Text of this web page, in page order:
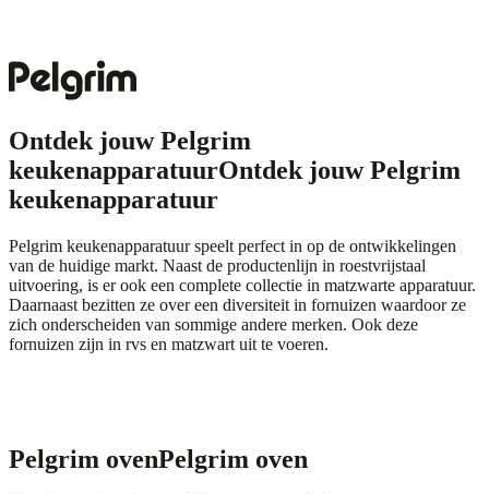
Ontdek jouw Pelgrim
keukenapparatuurOntdek jouw Pelgrim
keukenapparatuur
Pelgrim keukenapparatuur speelt perfect in op de ontwikkelingen
van de huidige markt. Naast de productenlijn in roestvrijstaal
uitvoering, is er ook een complete collectie in matzwarte apparatuur.
Daarnaast bezitten ze over een diversiteit in fornuizen waardoor ze
zich onderscheiden van sommige andere merken. Ook deze
fornuizen zijn in rvs en matzwart uit te voeren.
Pelgrim ovenPelgrim oven